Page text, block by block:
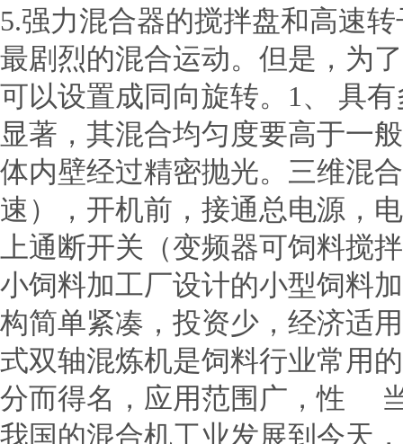
5.强力混合器的搅拌盘和高速
最剧烈的混合运动。但是，为
可以设置成同向旋转。1、 具
显著，其混合均匀度要高于一
体内壁经过精密抛光。三维混
速），开机前，接通总电源，
上通断开关（变频器可饲料搅
小饲料加工厂设计的小型饲料
构简单紧凑，投资少，经济适
式双轴混炼机是饲料行业常用
分而得名，应用范围广，性
我国的混合机工业发展到今天